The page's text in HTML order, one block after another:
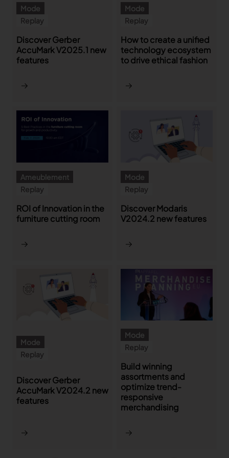
TRACER
TextileGenesis
Accélérez la traçabilité dans votre entreprise de
mode
Mode
Replay
Discover Gerber
AccuMark V2025.1 new
features
Mode
Replay
How to create a unified
technology ecosystem
to drive ethical fashion
Ameublement
Replay
ROI of Innovation in the
furniture cutting room
Mode
Replay
Discover Modaris
V2024.2 new features
Mode
Replay
Discover Gerber
AccuMark V2024.2 new
features
Mode
Replay
Build winning
assortments and
optimize trend-
responsive
merchandising